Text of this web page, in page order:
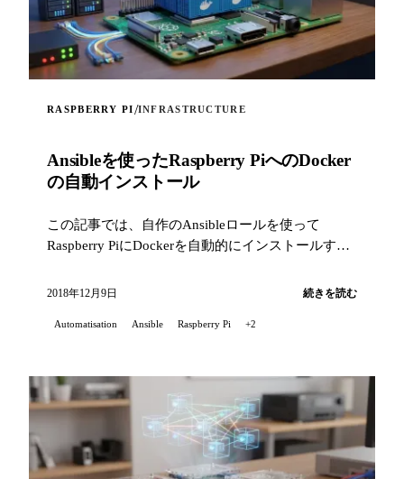
RASPBERRY PI/INFRASTRUCTURE
Ansibleを使ったRaspberry PiへのDocker
の自動インストール
この記事では、自作のAnsibleロールを使って
Raspberry PiにDockerを自動的にインストールする
2018年12月9日 続きを読む
Automatisation Ansible Raspberry Pi +2